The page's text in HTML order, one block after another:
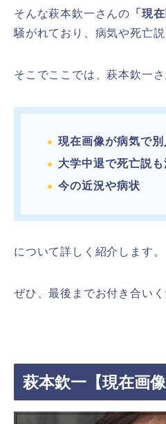
そんな萩本欽一さんの 「現
騒がれており、病気や死亡
そこでここでは、萩本欽一
現在画像が病気で別
大学中退で死亡説も
今の近況や病状
について詳しく紹介します。
ぜひ、最後までお付き合いく
萩本欽一【現在画